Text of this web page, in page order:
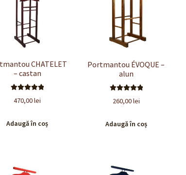
CHATELET
– castan
5.00
470,00lei
Adaugă în coș
Portmantou ÉVOQUE –
alun
5.00
260,00lei
Adaugă în coș